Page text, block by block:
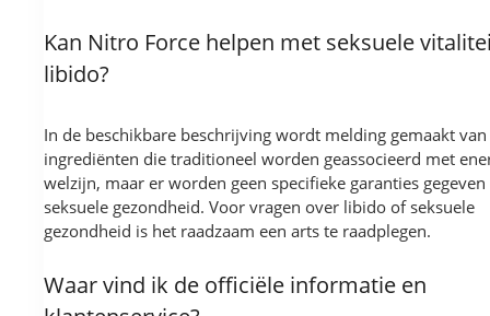
Kan Nitro Force helpen met seksuele
libido?
In de beschikbare beschrijving wordt melding gemaakt van
ingrediënten die traditioneel worden geassocieerd met
welzijn, maar er worden geen specifieke garanties
seksuele gezondheid. Voor vragen over libido of seksuele
gezondheid is het raadzaam een arts te raadplegen.
Waar vind ik de officiële informatie en